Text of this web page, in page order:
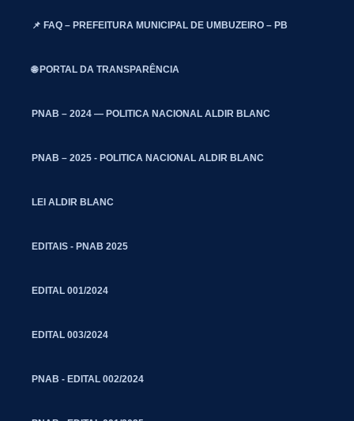
📌 FAQ – PREFEITURA MUNICIPAL DE UMBUZEIRO – PB
🌐 PORTAL DA TRANSPARÊNCIA
PNAB – 2024 — POLITICA NACIONAL ALDIR BLANC
PNAB – 2025 - POLITICA NACIONAL ALDIR BLANC
LEI ALDIR BLANC
EDITAIS - PNAB 2025
EDITAL 001/2024
EDITAL 003/2024
PNAB - EDITAL 002/2024